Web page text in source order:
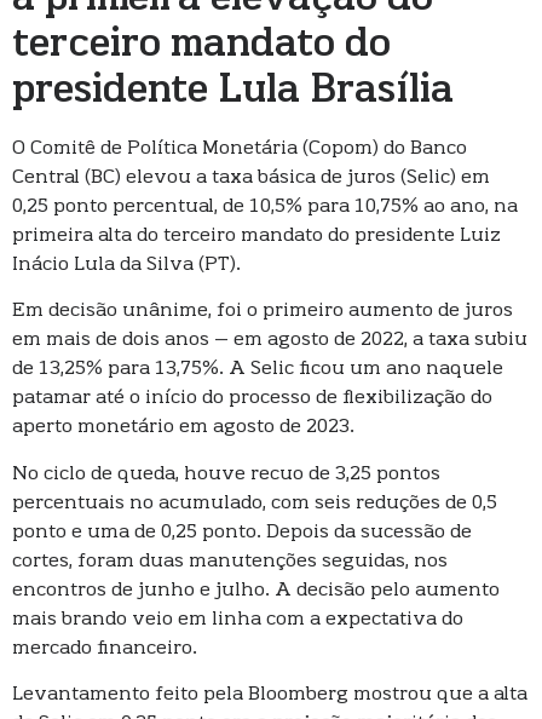
terceiro mandato do
presidente Lula Brasília
O Comitê de Política Monetária (Copom) do Banco
Central (BC) elevou a taxa básica de juros (Selic) em
0,25 ponto percentual, de 10,5% para 10,75% ao ano, na
primeira alta do terceiro mandato do presidente Luiz
Inácio Lula da Silva (PT).
Em decisão unânime, foi o primeiro aumento de juros
em mais de dois anos – em agosto de 2022, a taxa subiu
de 13,25% para 13,75%. A Selic ficou um ano naquele
patamar até o início do processo de flexibilização do
aperto monetário em agosto de 2023.
No ciclo de queda, houve recuo de 3,25 pontos
percentuais no acumulado, com seis reduções de 0,5
ponto e uma de 0,25 ponto. Depois da sucessão de
cortes, foram duas manutenções seguidas, nos
encontros de junho e julho. A decisão pelo aumento
mais brando veio em linha com a expectativa do
mercado financeiro.
Levantamento feito pela Bloomberg mostrou que a alta